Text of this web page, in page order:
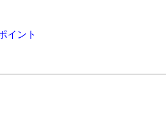
イント